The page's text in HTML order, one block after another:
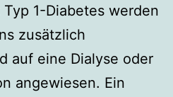
1-Diabetes werden
zusätzlich
auf eine Dialyse oder
angewiesen. Ein